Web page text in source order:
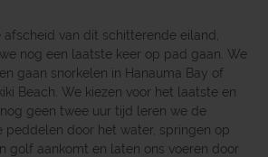
van dit schitterende eiland,
nog een laatste keer op pad gaan. We
gaan snorkelen in Hanauma Bay of
Beach. We kiezen voor het laatste en
geen twee uur tijd leren we de
peddelen door het water, springen op
golf aankomt en laten ons voeren door